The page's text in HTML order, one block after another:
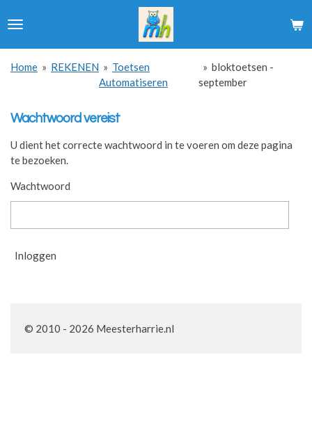
direct
hoofdinhoud
Home » REKENEN » Toetsen
Automatiseren
» bloktoetsen -
september
Wachtwoord vereist
U dient het correcte wachtwoord in te voeren om deze pagina
te bezoeken.
Wachtwoord
Inloggen
© 2010 - 2026 Meesterharrie.nl